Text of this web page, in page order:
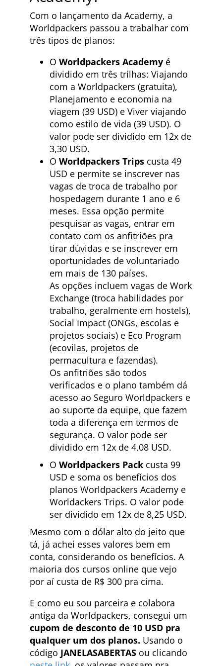
Com o lançamento da Academy, a
Worldpackers passou a trabalhar com
três tipos de planos:
O Worldpackers Academy é
dividido em três trilhas: Viajando
com a Worldpackers (gratuita),
Planejamento e economia na
viagem (39 USD) e Viver viajando
como estilo de vida (39 USD). O
valor pode ser dividido em 12x de
3,30 USD.
O Worldpackers Trips custa 49
USD e permite se inscrever nas
vagas de troca de trabalho por
hospedagem durante 1 ano e 6
meses. Essa opção permite
pesquisar as vagas, entrar em
contato com os anfitriões pra
tirar dúvidas e se inscrever em
oportunidades de voluntariado
em mais de 130 países.
As opções incluem vagas de Work
Exchange (troca habilidades por
trabalho, geralmente em hostels),
Social Impact (ONGs, escolas e
projetos sociais) e Eco Program
(ecovilas, projetos de
permacultura e fazendas).
Os anfitriões são todos
verificados e o plano também dá
acesso ao Seguro Worldpackers e
ao suporte da equipe, que fazem
toda a diferença em termos de
segurança. O valor pode ser
dividido em 12x de 4,08 USD.
O Worldpackers Pack custa 99
USD e soma os benefícios dos
planos Worldpackers Academy e
Worldackers Trips. O valor pode
ser dividido em 12x de 8,25 USD.
Mesmo com o dólar alto do jeito que
tá, já achei esses valores bem em
conta, considerando os benefícios. A
maioria dos cursos online que vejo
por aí custa de R$ 300 pra cima.
E como eu sou parceira e colabora
antiga da Worldpackers, consegui um
cupom de desconto de 10 USD pra
qualquer um dos planos. Usando o
código JANELASABERTAS ou clicando